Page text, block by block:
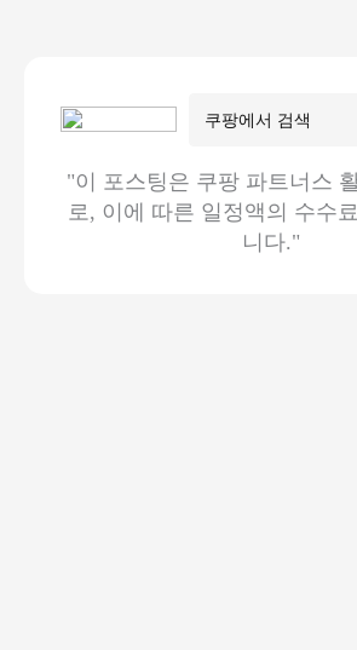
"이 포스팅은 쿠팡 파트너스
로, 이에 따른 일정액의 수수
니다."